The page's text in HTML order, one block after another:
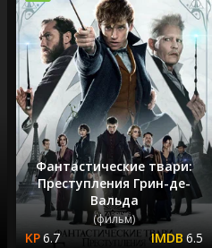
Фантастические твари:
Преступления Грин-де-
Вальда
(фильм)
6.7 6.5